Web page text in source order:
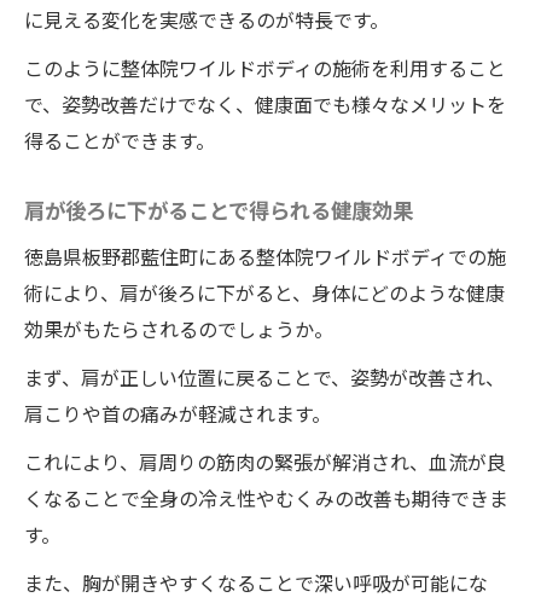
に見える変化を実感できるのが特長です。
このように整体院ワイルドボディの施術を利用すること
で、姿勢改善だけでなく、健康面でも様々なメリットを
得ることができます。
肩が後ろに下がることで得られる健康効果
徳島県板野郡藍住町にある整体院ワイルドボディでの施
術により、肩が後ろに下がると、身体にどのような健康
効果がもたらされるのでしょうか。
まず、肩が正しい位置に戻ることで、姿勢が改善され、
肩こりや首の痛みが軽減されます。
これにより、肩周りの筋肉の緊張が解消され、血流が良
くなることで全身の冷え性やむくみの改善も期待できま
す。
また、胸が開きやすくなることで深い呼吸が可能にな